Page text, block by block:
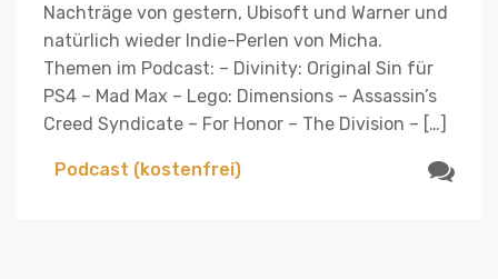
Nachträge von gestern, Ubisoft und Warner und
natürlich wieder Indie-Perlen von Micha.
Themen im Podcast: – Divinity: Original Sin für
PS4 – Mad Max – Lego: Dimensions – Assassin’s
Creed Syndicate – For Honor – The Division – […]
Podcast (kostenfrei)